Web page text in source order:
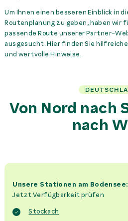
Um Ihnen einen besseren Einblick in
Routenplanung zu geben, haben wir
passende Route unserer Partner-
ausgesucht. Hier finden Sie
und wertvolle Hinweise.
Von Nord nach
nach
Unsere Stationen am Bodensee:
Jetzt Verfügbarkeit prüfen
Stockach